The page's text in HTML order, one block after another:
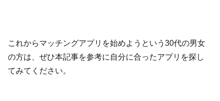
これからマッチングアプリを始めようという30代の男女
の方は、ぜひ本記事を参考に自分に合ったアプリを探し
てみてください。